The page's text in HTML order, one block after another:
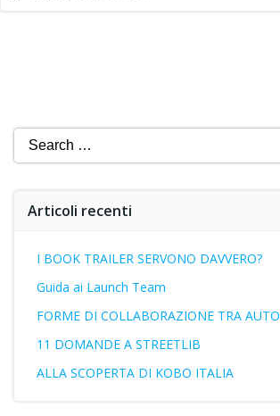
Search
Articoli recenti
I BOOK TRAILER SERVONO DAVVERO?
Guida ai Launch Team
FORME DI COLLABORAZIONE TRA
11 DOMANDE A STREETLIB
ALLA SCOPERTA DI KOBO ITALIA